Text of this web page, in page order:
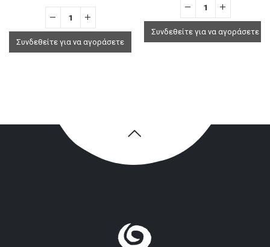
Συνδεθείτε για να αγοράσετε
Συνδεθείτε για να αγοράσετε